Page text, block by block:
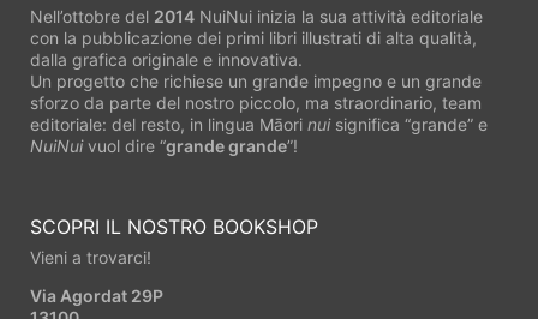
Nell’ottobre del 2014 NuiNui inizia la sua attività editoriale
con la pubblicazione dei primi libri illustrati di alta qualità,
dalla grafica originale e innovativa.
Un progetto che richiese un grande impegno e un grande
sforzo da parte del nostro piccolo, ma straordinario, team
editoriale: del resto, in lingua Māori nuisignifica “grande” e
NuiNuivuol dire “grande grande”!
SCOPRI IL NOSTRO BOOKSHOP
Vieni a trovarci!
Via Agordat 29P